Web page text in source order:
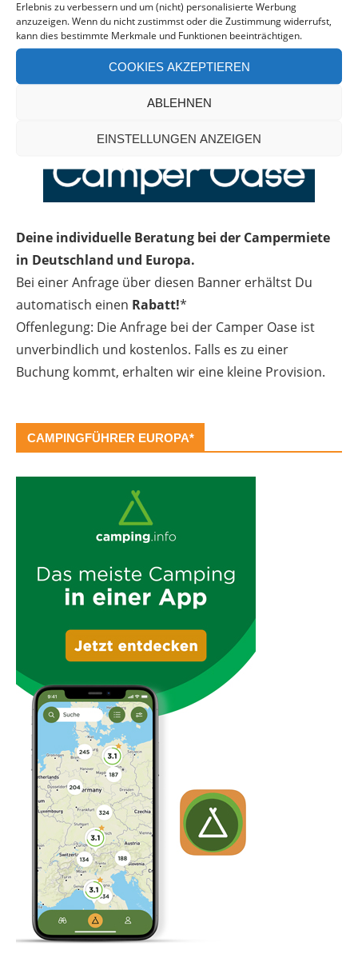
Erlebnis zu verbessern und um (nicht) personalisierte Werbung
anzuzeigen. Wenn du nicht zustimmst oder die Zustimmung widerrufst,
kann dies bestimmte Merkmale und Funktionen beeinträchtigen.
COOKIES AKZEPTIEREN
ABLEHNEN
EINSTELLUNGEN ANZEIGEN
Deine individuelle Beratung bei der Campermiete
in Deutschland und Europa.
Bei einer Anfrage über diesen Banner erhältst Du
automatisch einen Rabatt!*
Offenlegung: Die Anfrage bei der Camper Oase ist
unverbindlich und kostenlos. Falls es zu einer
Buchung kommt, erhalten wir eine kleine Provision.
CAMPINGFÜHRER EUROPA*